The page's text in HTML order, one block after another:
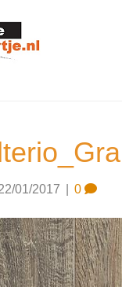
01/2017 0